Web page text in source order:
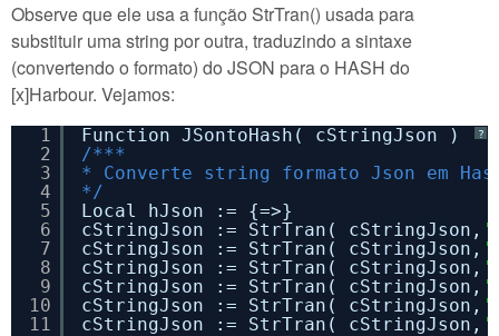
Observe que ele usa a função StrTran() usada para
substituir uma string por outra, traduzindo a sintaxe
(convertendo o formato) do JSON para o HASH do
[x]Harbour. Vejamos:
?
1
2
3
4
5
6
7
8
9
10
11
Function JSontoHash( cStringJson )
/***
* Converte string formato Json em
*/
Local hJson := {=>}
cStringJson := StrTran( cStringJson,
cStringJson := StrTran( cStringJson,
cStringJson := StrTran( cStringJson,
cStringJson := StrTran( cStringJson,
cStringJson := StrTran( cStringJson,
cStringJson := StrTran( cStringJson,